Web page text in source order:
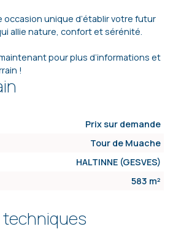
unique d’établir votre futur
allie nature, confort et sérénité.
pour plus d’informations et
!
Prix sur demande
Tour de Muache
HALTINNE (GESVES)
583 m²